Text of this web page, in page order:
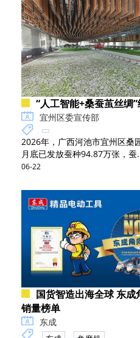
“人工智能+桑蚕茧丝绸
宜州区委宣传部
2026年，广西河池市宜州区桑
月底已发放蚕种94.87万张，蚕
06-22
国货智造出海全球 东
销量榜单
东成